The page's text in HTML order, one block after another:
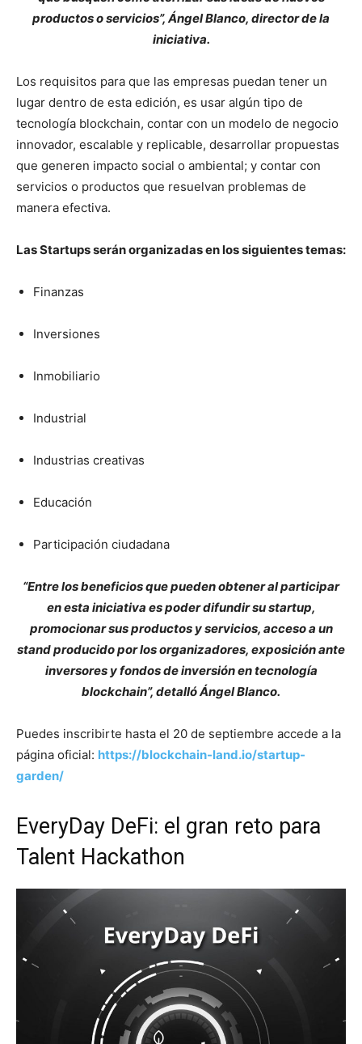
productos o servicios”, Ángel Blanco, director de la
iniciativa.
Los requisitos para que las empresas puedan tener un
lugar dentro de esta edición, es usar algún tipo de
tecnología blockchain, contar con un modelo de negocio
innovador, escalable y replicable, desarrollar propuestas
que generen impacto social o ambiental; y contar con
servicios o productos que resuelvan problemas de
manera efectiva.
Las Startups serán organizadas en los siguientes temas:
Finanzas
Inversiones
Inmobiliario
Industrial
Industrias creativas
Educación
Participación ciudadana
“Entre los beneficios que pueden obtener al participar
en esta iniciativa es poder difundir su startup,
promocionar sus productos y servicios, acceso a un
stand producido por los organizadores, exposición ante
inversores y fondos de inversión en tecnología
blockchain”, detalló Ángel Blanco.
Puedes inscribirte hasta el 20 de septiembre accede a la
página oficial: https://blockchain-land.io/startup-
garden/
EveryDay DeFi: el gran reto para
Talent Hackathon